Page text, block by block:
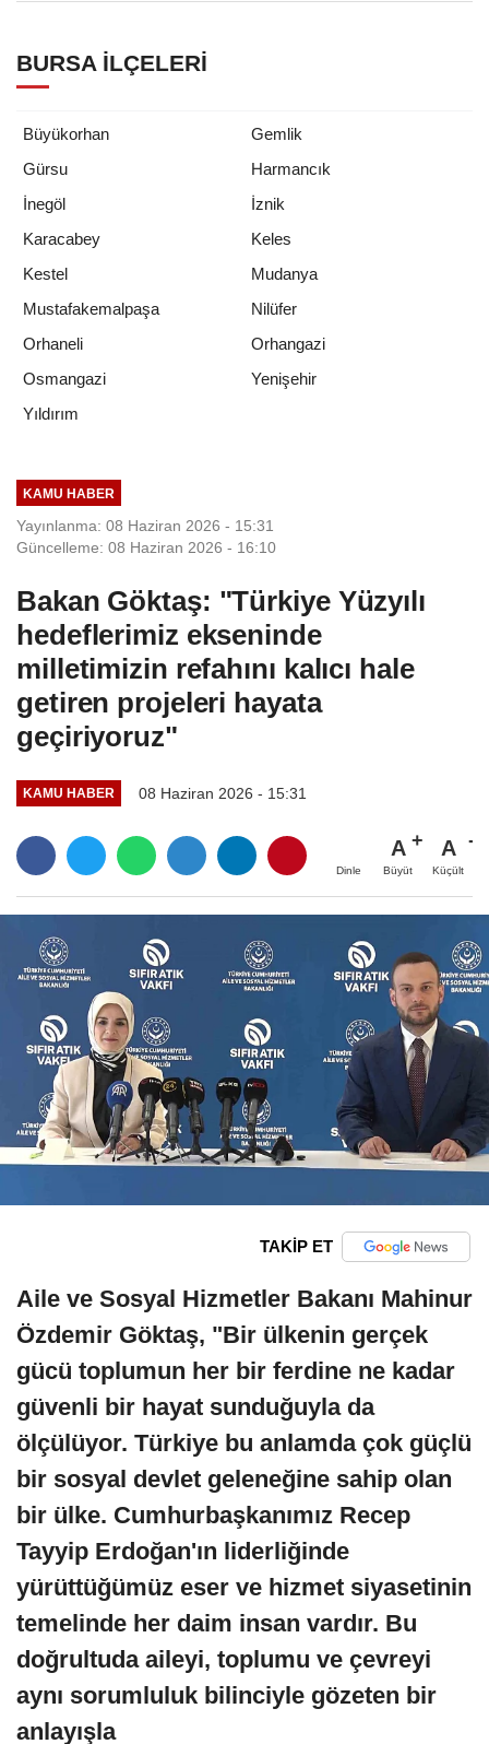
BURSA İLÇELERI
Büyükorhan
Gemlik
Gürsu
Harmancık
İnegöl
İznik
Karacabey
Keles
Kestel
Mudanya
Mustafakemalpaşa
Nilüfer
Orhaneli
Orhangazi
Osmangazi
Yenişehir
Yıldırım
KAMU HABER
Yayınlanma: 08 Haziran 2026 - 15:31
Güncelleme: 08 Haziran 2026 - 16:10
Bakan Göktaş: "Türkiye Yüzyılı
hedeflerimiz ekseninde
milletimizin refahını kalıcı hale
getiren projeleri hayata
geçiriyoruz"
KAMU HABER 08 Haziran 2026 - 15:31
Dinle
A
Büyüt
A
Küçült
TAKİP ET
Aile ve Sosyal Hizmetler Bakanı Mahinur
Özdemir Göktaş, "Bir ülkenin gerçek
gücü toplumun her bir ferdine ne kadar
güvenli bir hayat sunduğuyla da
ölçülüyor. Türkiye bu anlamda çok güçlü
bir sosyal devlet geleneğine sahip olan
bir ülke. Cumhurbaşkanımız Recep
Tayyip Erdoğan'ın liderliğinde
yürüttüğümüz eser ve hizmet siyasetinin
temelinde her daim insan vardır. Bu
doğrultuda aileyi, toplumu ve çevreyi
aynı sorumluluk bilinciyle gözeten bir
anlayışla